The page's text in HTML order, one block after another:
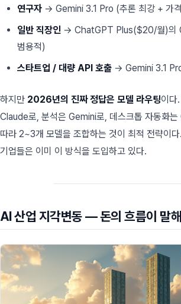
연구자→ Gemini 3.1 Pro (추론 최강 + 가
일반 직장인 → ChatGPT Plus($20/월)의
범용적)
스타트업 / 대량 API 호출→ Gemini 3.1
하지만 2026년의 진짜 정답은 모델 라우팅이다
Claude로, 분석은 Gemini로, 데스크톱 자동화
따라 2~3개 모델을 조합하는 것이 최적 전략이
기업들은 이미 이 방식을 도입하고 있다.
AI 산업 지각변동 — 돈의 흐름이 말